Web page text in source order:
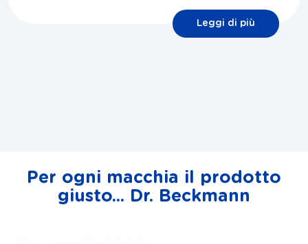
Leggi di più
Per ogni macchia il prodotto
giusto... Dr. Beckmann